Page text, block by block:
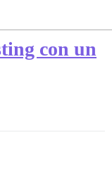
con un